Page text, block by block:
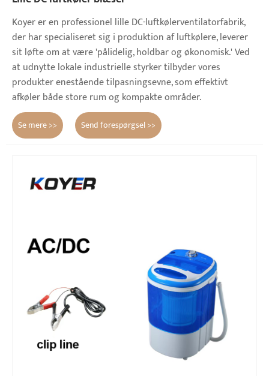
Koyer er en professionel lille DC-luftkølerventilatorfabrik,
der har specialiseret sig i produktion af luftkølere, leverer
sit løfte om at være 'pålidelig, holdbar og økonomisk.' Ved
at udnytte lokale industrielle styrker tilbyder vores
produkter enestående tilpasningsevne, som effektivt
afkøler både store rum og kompakte områder.
Se mere >> Send forespørgsel >>